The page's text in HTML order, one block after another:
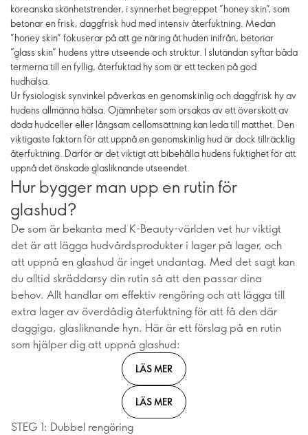
koreanska skönhetstrender, i synnerhet begreppet ”honey skin”, som
betonar en frisk, daggfrisk hud med intensiv återfuktning. Medan
”honey skin” fokuserar på att ge näring åt huden inifrån, betonar
”glass skin” hudens yttre utseende och struktur. I slutändan syftar båda
termerna till en fyllig, återfuktad hy som är ett tecken på god
hudhälsa.
Ur fysiologisk synvinkel påverkas en genomskinlig och daggfrisk hy av
hudens allmänna hälsa. Ojämnheter som orsakas av ett överskott av
döda hudceller eller långsam cellomsättning kan leda till matthet. Den
viktigaste faktorn för att uppnå en genomskinlig hud är dock tillräcklig
återfuktning. Därför är det viktigt att bibehålla hudens fuktighet för att
uppnå det önskade glasliknande utseendet.
Hur bygger man upp en rutin för
glashud?
De som är bekanta med K-Beauty-världen vet hur viktigt
det är att lägga hudvårdsprodukter i lager på lager, och
att uppnå en glashud är inget undantag. Med det sagt kan
du alltid skräddarsy din rutin så att den passar dina
behov. Allt handlar om effektiv rengöring och att lägga till
extra lager av överdådig återfuktning för att få den där
daggiga, glasliknande hyn. Här är ett förslag på en rutin
som hjälper dig att uppnå glashud:
LÄS MER
LÄS MER
STEG 1: Dubbel rengöring